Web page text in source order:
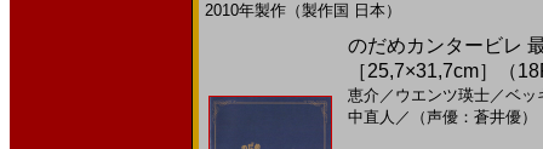
2010年製作（製作国 日本）
のだめカンタービレ
［25,7×31,7cm］（
恵介 ／ ウエンツ瑛士／ベッ
中直人 ／ （声優：蒼井優）